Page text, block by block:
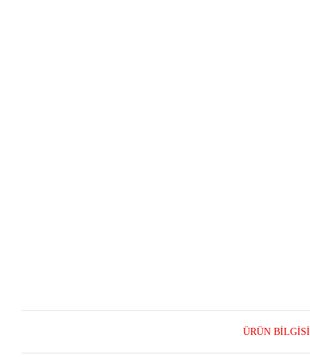
ÜRÜN BILGISI